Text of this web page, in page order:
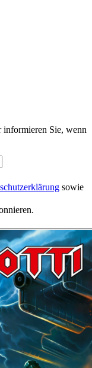
Sie, wenn
sowie